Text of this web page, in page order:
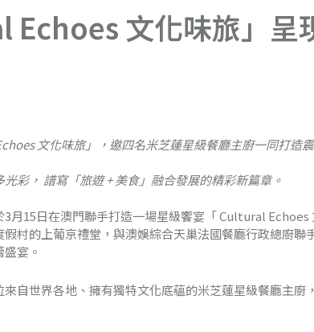
文化味旅」呈
文化味旅」，邀四名米芝蓮星級餐廳主廚一同打造
彩， 譜寫「旅遊 + 美食」融合發展的精彩新篇章。
月15日在澳門聯手打造一場星級饗宴「 Cultural Echoes
村的上葡京禮堂，與澳娛綜合天巢法國餐廳行政總廚聯
宴。
自世界各地、擁有獨特文化底蘊的米芝蓮星級餐廳主廚